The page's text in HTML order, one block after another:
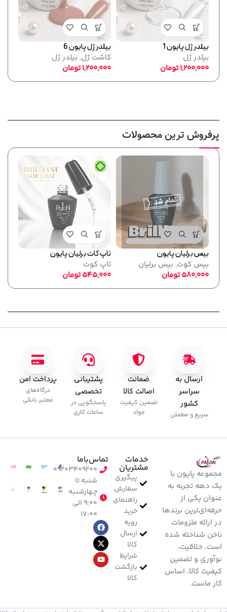
بیلدر ژل پایون 1
بیلدر ژل
1,200,000تومان
بیلدر ژل پایون 6
کاشت ژل, بیلدر ژل
1,200,000تومان
پرفروش ترین محصولات
بیس برلیان پایون
بیس کوت, بیس برلیان
580,000تومان
تاپ کات برلیان پایون
تاپ کوت
545,000تومان
ارسال به
سراسر
کشور
سریع و مطمئن
ضمانت
اصالت کالا
تضمین کیفیت
مواد
پشتیبانی
تخصصی
پاسخگویی در
ساعات کاری
پرداخت امن
درگاه‌های
معتبر بانکی
مجموعه پایون با
یک دهه تجربه به
عنوان یکی از
حرفه‌ای‌ترین برندها
در ارائه ملزومات
ناخن شناخته شده
است. خلاقیت،
نوآوری و تضمین
کیفیت کالا، اساس
کار ماست.
خدمات
مشتریان
پیگیری
سفارش
راهنمای
خرید
رویه
ارسال
کالا
شرایط
بازگشت
کالا
تماس‌با‌ما
۰۹۲۰۳۴۰۹۲۰۰
شنبه تا
چهارشنبه
۹:۰۰ الی
۱۷:۰۰